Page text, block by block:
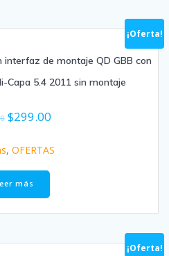
¡Oferta!
interfaz de montaje QD GBB con
Capa 5.4 2011 sin montaje
$299.00
, OFERTAS
más
¡Oferta!